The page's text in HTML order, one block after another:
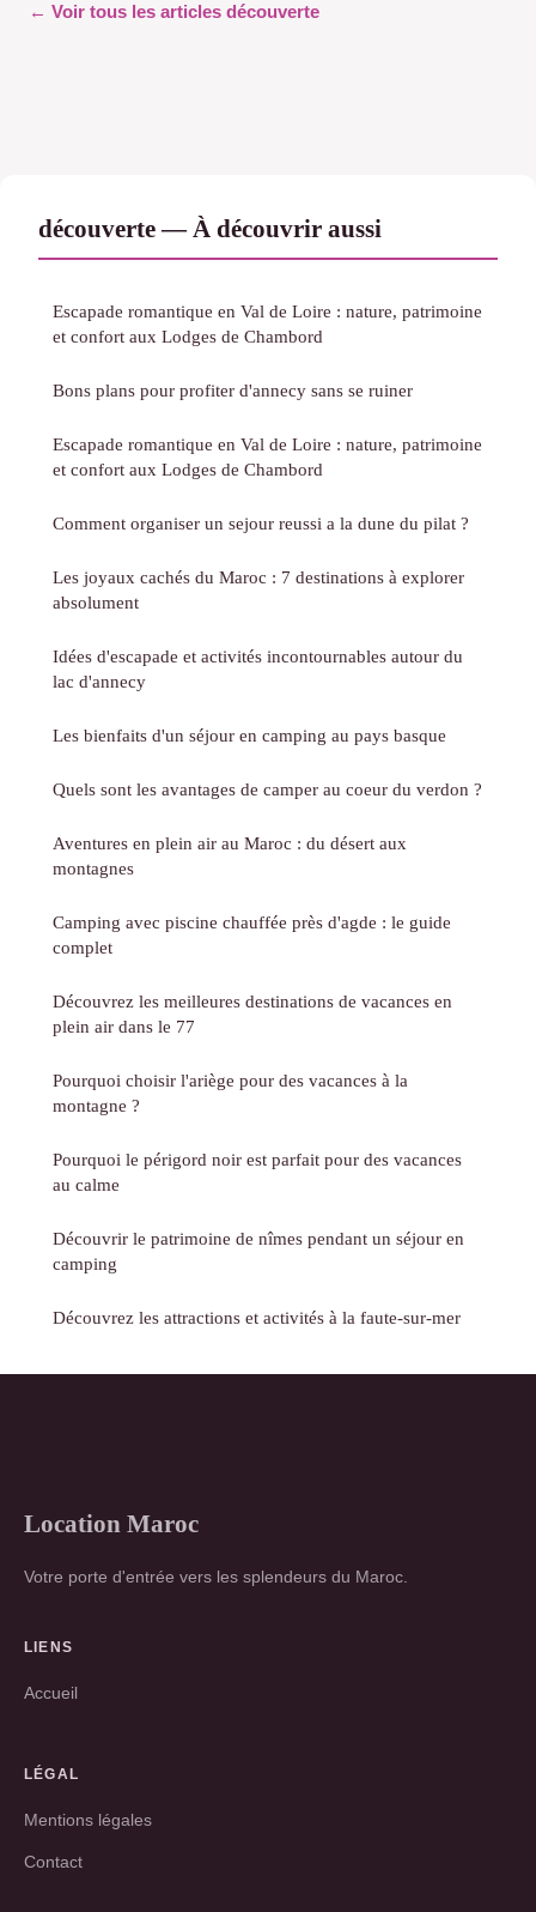
← Voir tous les articles découverte
découverte — À découvrir aussi
Escapade romantique en Val de Loire : nature, patrimoine
et confort aux Lodges de Chambord
Bons plans pour profiter d'annecy sans se ruiner
Escapade romantique en Val de Loire : nature, patrimoine
et confort aux Lodges de Chambord
Comment organiser un sejour reussi a la dune du pilat ?
Les joyaux cachés du Maroc : 7 destinations à explorer
absolument
Idées d'escapade et activités incontournables autour du
lac d'annecy
Les bienfaits d'un séjour en camping au pays basque
Quels sont les avantages de camper au coeur du verdon ?
Aventures en plein air au Maroc : du désert aux
montagnes
Camping avec piscine chauffée près d'agde : le guide
complet
Découvrez les meilleures destinations de vacances en
plein air dans le 77
Pourquoi choisir l'ariège pour des vacances à la
montagne ?
Pourquoi le périgord noir est parfait pour des vacances
au calme
Découvrir le patrimoine de nîmes pendant un séjour en
camping
Découvrez les attractions et activités à la faute-sur-mer
Location Maroc
Votre porte d'entrée vers les splendeurs du Maroc.
LIENS
Accueil
LÉGAL
Mentions légales
Contact